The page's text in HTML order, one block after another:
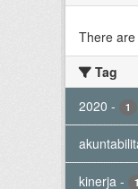
There
Tag
2020 - 1
kinerja - 1